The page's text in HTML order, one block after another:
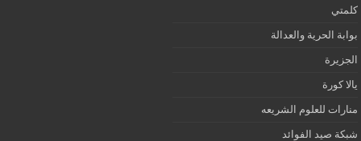
كلمتي
بوابة الحرية والعدالة
الجزيرة
يالا كورة
منارات للعلوم الشريعه
شبكة صيد الفوائد